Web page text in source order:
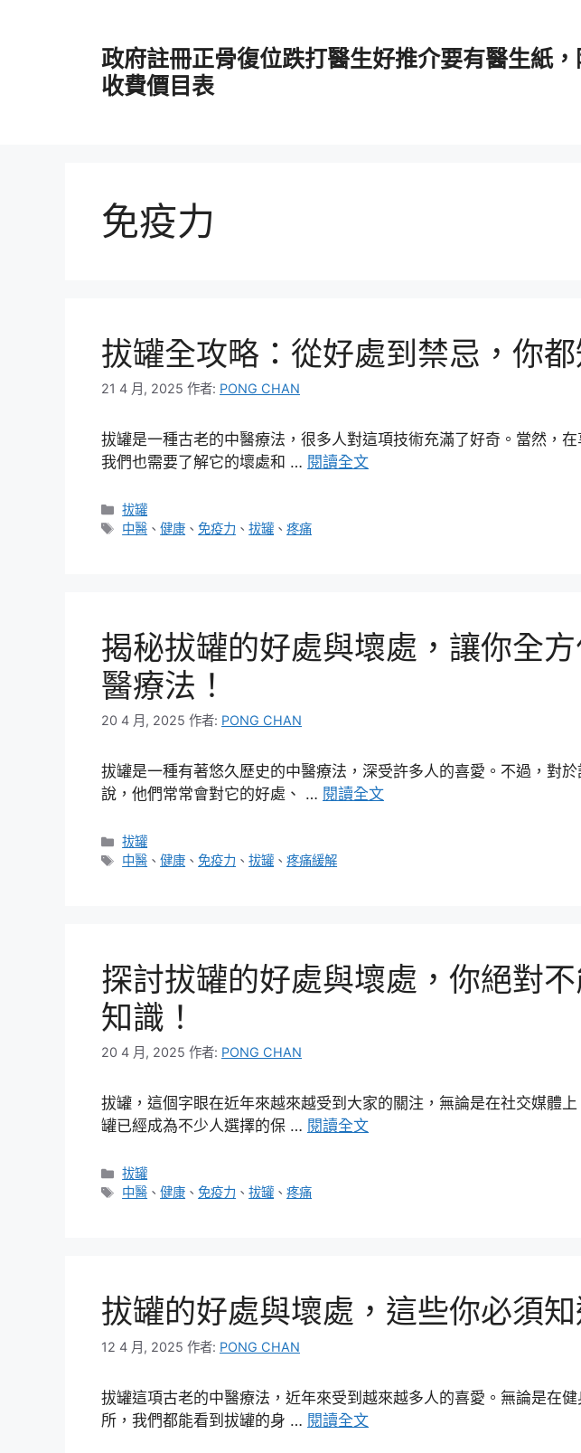
政府註冊正骨復位跌打醫生好推介要有醫生紙，
收費價目表
免疫力
拔罐全攻略：從好處到禁忌，你都
21 4 月, 2025 作者: PONG CHAN
拔罐是一種古老的中醫療法，很多人對這項技術充滿了好奇。當然，在
我們也需要了解它的壞處和 … 閱讀全文
分
類
拔罐
標
中醫 、健康 、免疫力 、拔罐 、疼痛
揭秘拔罐的好處與壞處，讓你全
醫療法！
20 4 月, 2025 作者: PONG CHAN
拔罐是一種有著悠久歷史的中醫療法，深受許多人的喜愛。不過，對
說，他們常常會對它的好處、 … 閱讀全文
分
類
拔罐
標
中醫 、健康 、免疫力 、拔罐 、疼痛緩解
探討拔罐的好處與壞處，你絕對
知識！
20 4 月, 2025 作者: PONG CHAN
拔罐，這個字眼在近年來越來越受到大家的關注，無論是在社交媒體
罐已經成為不少人選擇的保 … 閱讀全文
分
類
拔罐
標
中醫 、健康 、免疫力 、拔罐 、疼痛
拔罐的好處與壞處，這些你必須知
12 4 月, 2025 作者: PONG CHAN
拔罐這項古老的中醫療法，近年來受到越來越多人的喜愛。無論是在
所，我們都能看到拔罐的身 … 閱讀全文